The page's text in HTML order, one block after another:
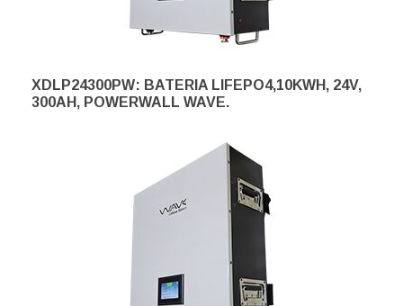
XDLP24300PW: BATERIA LIFEPO4,10KWH, 24V,
300AH, POWERWALL WAVE.